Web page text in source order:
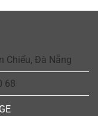
Chiểu, Đà Nẵng
68